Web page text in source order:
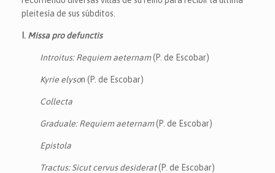
pleitesía de sus súbditos.
I. Missa pro defunctis
Introitus: Requiem aeternam(P. de Escobar)
Kyrie elyson (P. de Escobar)
Collecta
Graduale: Requiem aeternam(P. de Escobar)
Epistola
Tractus: Sicut cervus desiderat(P. de Escobar)